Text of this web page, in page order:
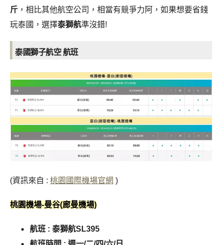
斤 ，相比其他航空公司，相當有競爭力阿，如果想要省錢
玩泰國，選擇泰獅航準沒錯!
泰國獅子航空 航班
(資訊來自 : 桃園國際機場官網 )
桃園機場-曼谷(廊曼機場)
航班 : 泰獅航SL395